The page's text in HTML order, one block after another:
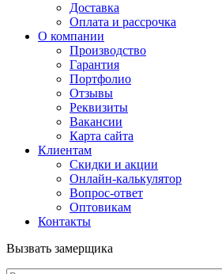
Доставка
Оплата и рассрочка
О компании
Производство
Гарантия
Портфолио
Отзывы
Реквизиты
Вакансии
Карта сайта
Клиентам
Скидки и акции
Онлайн-калькулятор
Вопрос-ответ
Оптовикам
Контакты
Вызвать замерщика